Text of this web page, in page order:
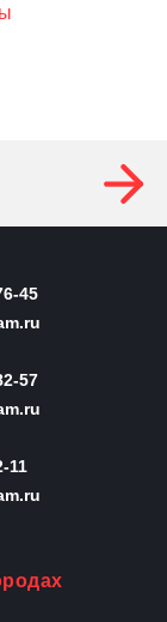
45
57
11